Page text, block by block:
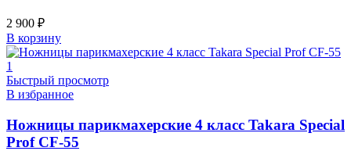
2 900 ₽
В корзину
Быстрый просмотр
В избранное
Ножницы парикмахерские 4 класс Takara Special
Prof CF-55